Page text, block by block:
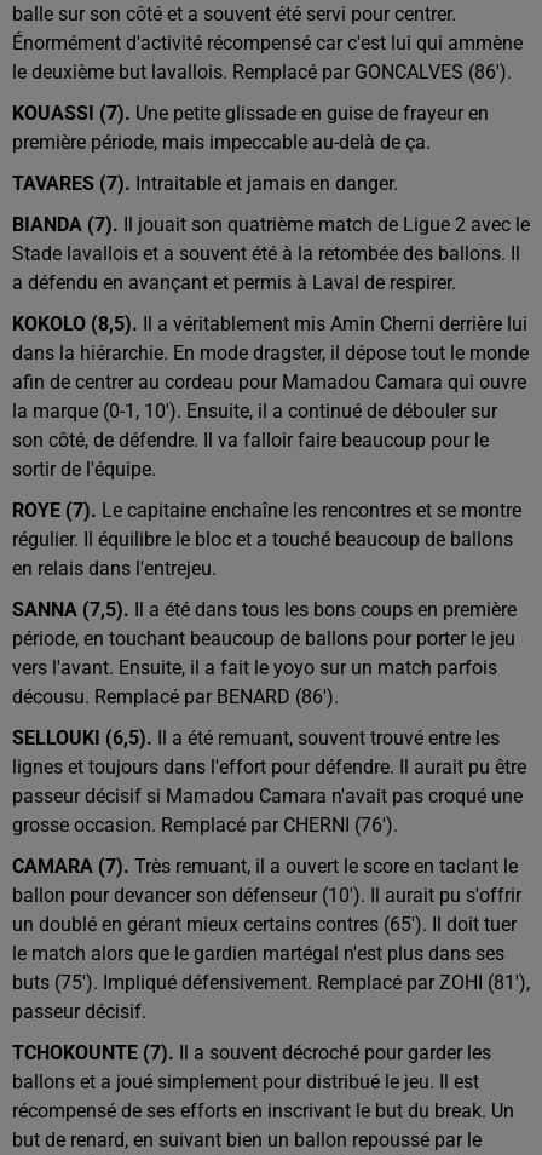
balle sur son côté et a souvent été servi pour centrer.
Énormément d'activité récompensé car c'est lui qui ammène
le deuxième but lavallois. Remplacé par GONCALVES (86').
KOUASSI (7). Une petite glissade en guise de frayeur en
première période, mais impeccable au-delà de ça.
TAVARES (7). Intraitable et jamais en danger.
BIANDA (7). Il jouait son quatrième match de Ligue 2 avec le
Stade lavallois et a souvent été à la retombée des ballons. Il
a défendu en avançant et permis à Laval de respirer.
KOKOLO (8,5). Il a véritablement mis Amin Cherni derrière lui
dans la hiérarchie. En mode dragster, il dépose tout le monde
afin de centrer au cordeau pour Mamadou Camara qui ouvre
la marque (0-1, 10'). Ensuite, il a continué de débouler sur
son côté, de défendre. Il va falloir faire beaucoup pour le
sortir de l'équipe.
ROYE (7). Le capitaine enchaîne les rencontres et se montre
régulier. Il équilibre le bloc et a touché beaucoup de ballons
en relais dans l'entrejeu.
SANNA (7,5). Il a été dans tous les bons coups en première
période, en touchant beaucoup de ballons pour porter le jeu
vers l'avant. Ensuite, il a fait le yoyo sur un match parfois
décousu. Remplacé par BENARD (86').
SELLOUKI (6,5). Il a été remuant, souvent trouvé entre les
lignes et toujours dans l'effort pour défendre. Il aurait pu être
passeur décisif si Mamadou Camara n'avait pas croqué une
grosse occasion. Remplacé par CHERNI (76').
CAMARA (7). Très remuant, il a ouvert le score en taclant le
ballon pour devancer son défenseur (10'). Il aurait pu s'offrir
un doublé en gérant mieux certains contres (65'). Il doit tuer
le match alors que le gardien martégal n'est plus dans ses
buts (75'). Impliqué défensivement. Remplacé par ZOHI (81'),
passeur décisif.
TCHOKOUNTE (7). Il a souvent décroché pour garder les
ballons et a joué simplement pour distribué le jeu. Il est
récompensé de ses efforts en inscrivant le but du break. Un
but de renard, en suivant bien un ballon repoussé par le